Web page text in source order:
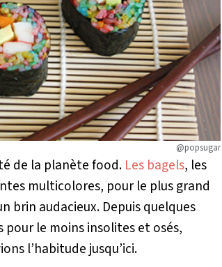
@popsugar
de la planète food. Les bagels, les
multicolores, pour le plus grand
brin audacieux. Depuis quelques
pour le moins insolites et osés,
l’habitude jusqu’ici.